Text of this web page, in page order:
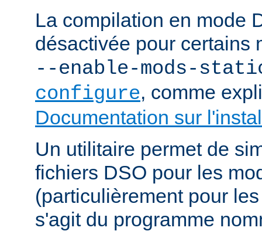
La compilation en mode
désactivée pour certains
--enable-mods-
configure, comme
Documentation sur
Un utilitaire permet de
fichiers DSO pour les
(particulièrement pour
s'agit du programme